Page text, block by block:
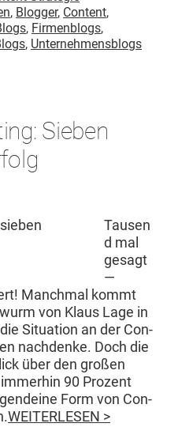
, Blogger, Content,
, Firmenblogs,
, Unternehmensblogs
Sieben
Tausen
d mal
gesagt
—
Manch­mal kommt
von Klaus Lage in
Sit­u­a­tion an der Con­­
nach­denke. Doch die
über den großen
90 Prozent
Form von Con­
WEITERLESEN >